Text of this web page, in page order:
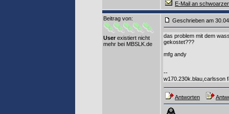
E-Mail an schwoarzer
Beitrag von:
User existiert nicht
mehr bei MBSLK.de
Geschrieben am
das problem mit dem
gekostet???
mfg andy
--
w170.230k.blau,carlsson
Antworten